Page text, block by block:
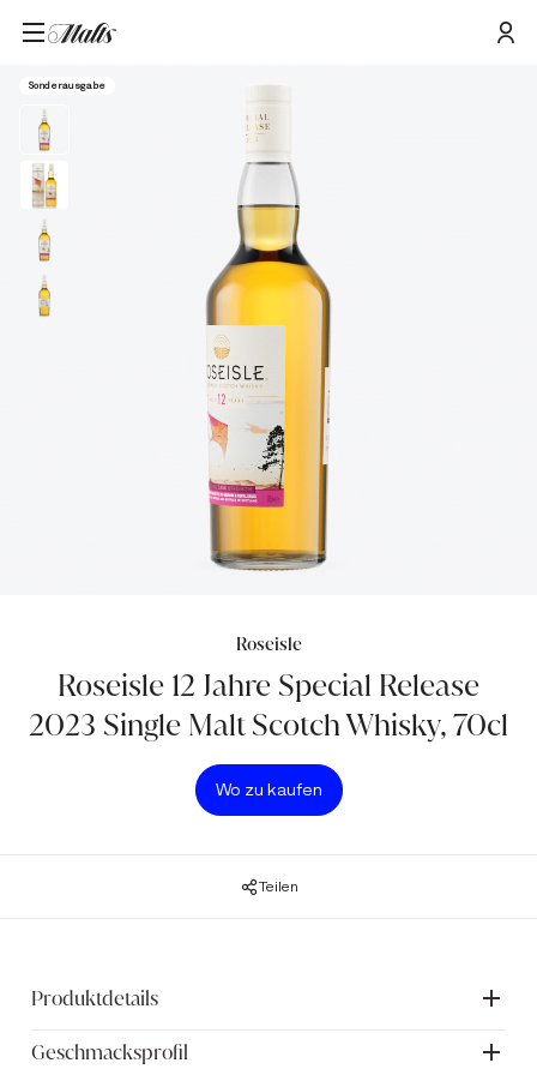
Startseite/Produkte/
Sonderausgabe
Roseisle
Roseisle 12 Jahre Special Release
2023 Single Malt Scotch Whisky, 70cl
Wo zu kaufen
Teilen
Produktdetails
EINZIGARTIGE MERKMALE: Destillerie-Neuheit. Roseisle 12
Geschmacksprofil